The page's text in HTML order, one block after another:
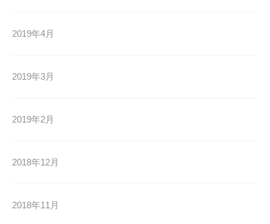
2019年4月
2019年3月
2019年2月
2018年12月
2018年11月